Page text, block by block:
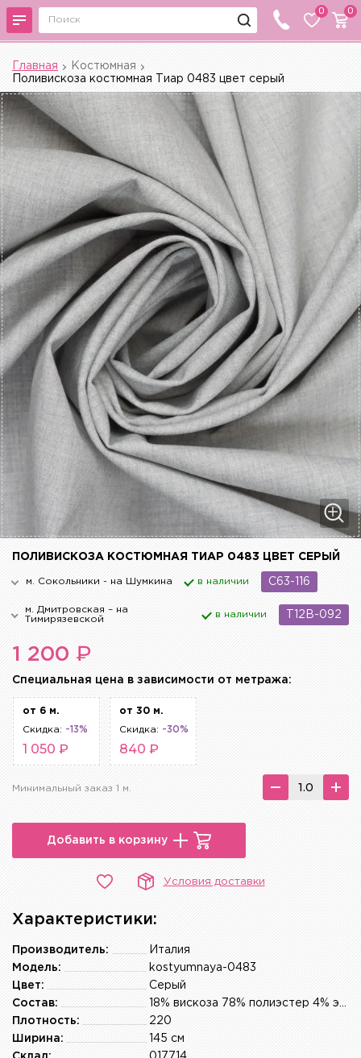
0 0
Главная
Костюмная
Поливискоза костюмная Тиар 0483 цвет серый
ПОЛИВИСКОЗА КОСТЮМНАЯ ТИАР 0483 ЦВЕТ СЕРЫЙ
м. Сокольники - на Шумкина в наличии C63-116
м. Дмитровская – на
Тимирязевской
в наличии T12B-092
1 200 ₽
Cпециальная цена в зависимости от метража:
от 6 м.
Скидка: -13%
1 050 ₽
от 30 м.
Скидка: -30%
840 ₽
Минимальный заказ 1 м.
Добавить в корзину
Условия доставки
Характеристики:
Италия
Производитель:
kostyumnaya-0483
Модель:
Серый
Цвет:
Состав:
220
Плотность:
145 см
Ширина: